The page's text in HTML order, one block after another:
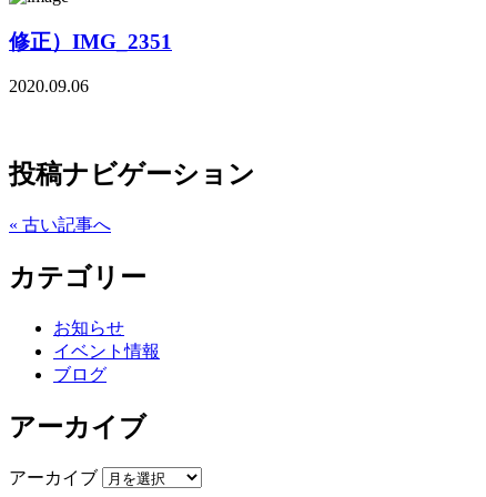
修正）IMG_2351
2020.09.06
投稿ナビゲーション
« 古い記事へ
カテゴリー
お知らせ
イベント情報
ブログ
アーカイブ
アーカイブ